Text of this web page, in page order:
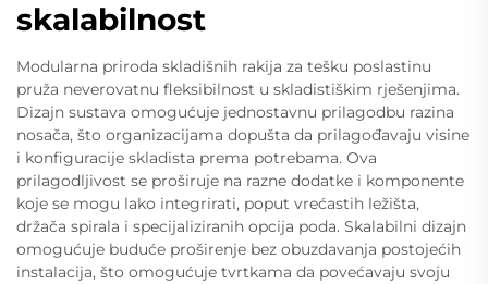
skalabilnost
Modularna priroda skladišnih rakija za tešku poslastinu
pruža neverovatnu fleksibilnost u skladistiškim rješenjima.
Dizajn sustava omogućuje jednostavnu prilagodbu razina
nosača, što organizacijama dopušta da prilagođavaju visine
i konfiguracije skladista prema potrebama. Ova
prilagodljivost se proširuje na razne dodatke i komponente
koje se mogu lako integrirati, poput vrećastih ležišta,
držača spirala i specijaliziranih opcija poda. Skalabilni dizajn
omogućuje buduće proširenje bez obuzdavanja postojećih
instalacija, što omogućuje tvrtkama da povećavaju svoju